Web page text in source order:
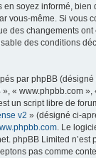
en soyez informé, bien
vous-même. Si vous
des changements
des conditions
par phpBB
« www.phpbb.com »,
un script libre de
v2 » (désigné ci-
. Le
phpBB Limited
pas comme